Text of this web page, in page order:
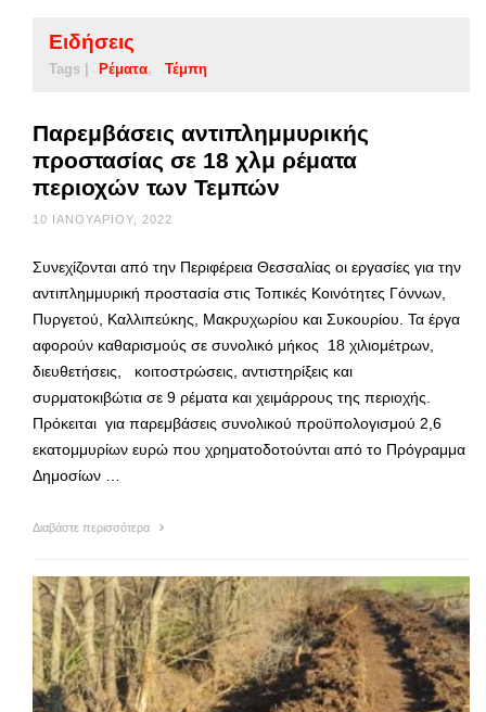
Ειδήσεις
Tags | Ρέματα Τέμπη
Παρεμβάσεις αντιπλημμυρικής
προστασίας σε 18 χλμ ρέματα
περιοχών των Τεμπών
10 ΙΑΝΟΥΑΡΊΟΥ, 2022
Συνεχίζονται από την Περιφέρεια Θεσσαλίας οι εργασίες για την
αντιπλημμυρική προστασία στις Τοπικές Κοινότητες Γόννων,
Πυργετού, Καλλιπεύκης, Μακρυχωρίου και Συκουρίου. Τα έργα
αφορούν καθαρισμούς σε συνολικό μήκος 18 χιλιομέτρων,
διευθετήσεις, κοιτοστρώσεις, αντιστηρίξεις και
συρματοκιβώτια σε 9 ρέματα και χειμάρρους της περιοχής.
Πρόκειται για παρεμβάσεις συνολικού προϋπολογισμού 2,6
εκατομμυρίων ευρώ που χρηματοδοτούνται από το Πρόγραμμα
Δημοσίων …
Διαβάστε περισσότερα